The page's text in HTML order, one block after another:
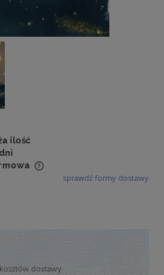
ilość
kosztów płatności
sprawdź formy dostawy
dostawy